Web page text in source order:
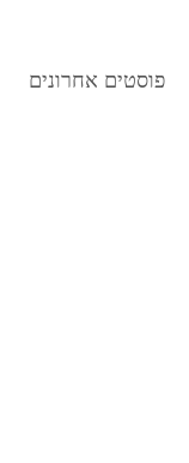
פוסטים אחרונים